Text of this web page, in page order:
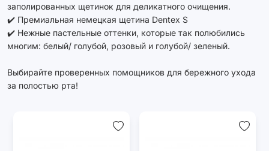
заполированных щетинок для деликатного очищения.
✔️ Премиальная немецкая щетина Dentex S
✔️ Нежные пастельные оттенки, которые так полюбились
многим: белый/ голубой, розовый и голубой/ зеленый.
Выбирайте проверенных помощников для бережного ухода
за полостью рта!